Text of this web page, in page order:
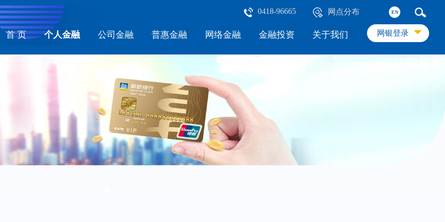
0418-96665 网点分布 EN
网银登录
首 页 个人金融 公司金融 普惠金融 网络金融 金融投资 关于我们